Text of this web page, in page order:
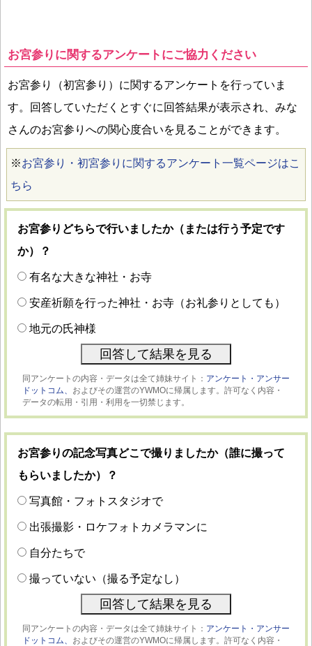
お宮参りに関するアンケートにご協力ください
お宮参り（初宮参り）に関するアンケートを行っていま
す。回答していただくとすぐに回答結果が表示され、みな
さんのお宮参りへの関心度合いを見ることができます。
※お宮参り・初宮参りに関するアンケート一覧ページはこ
ちら
お宮参りどちらで行いましたか（または行う予定です
か）？
有名な大きな神社・お寺
安産祈願を行った神社・お寺（お礼参りとしても）
地元の氏神様
同アンケートの内容・データは全て姉妹サイト： アンケート・アンサー
ドットコム、 およびその運営のYWMOに帰属します。許可なく内容・
データの転用・引用・利用を一切禁じます。
お宮参りの記念写真どこで撮りましたか（誰に撮って
もらいましたか）？
写真館・フォトスタジオで
出張撮影・ロケフォトカメラマンに
自分たちで
撮っていない（撮る予定なし）
同アンケートの内容・データは全て姉妹サイト： アンケート・アンサー
ドットコム、 およびその運営のYWMOに帰属します。許可なく内容・